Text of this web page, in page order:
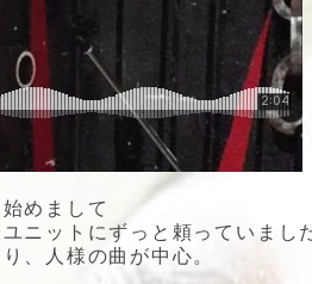
めまして
ニットにずっと頼っていまし
、人様の曲が中心。